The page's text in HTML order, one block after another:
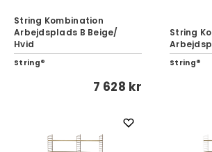
String Kombination
Arbejdsplads B Beige/
Hvid
String®
7 628 kr
String
String®